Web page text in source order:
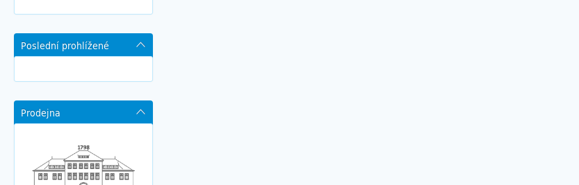
Poslední prohlížené
Prodejna